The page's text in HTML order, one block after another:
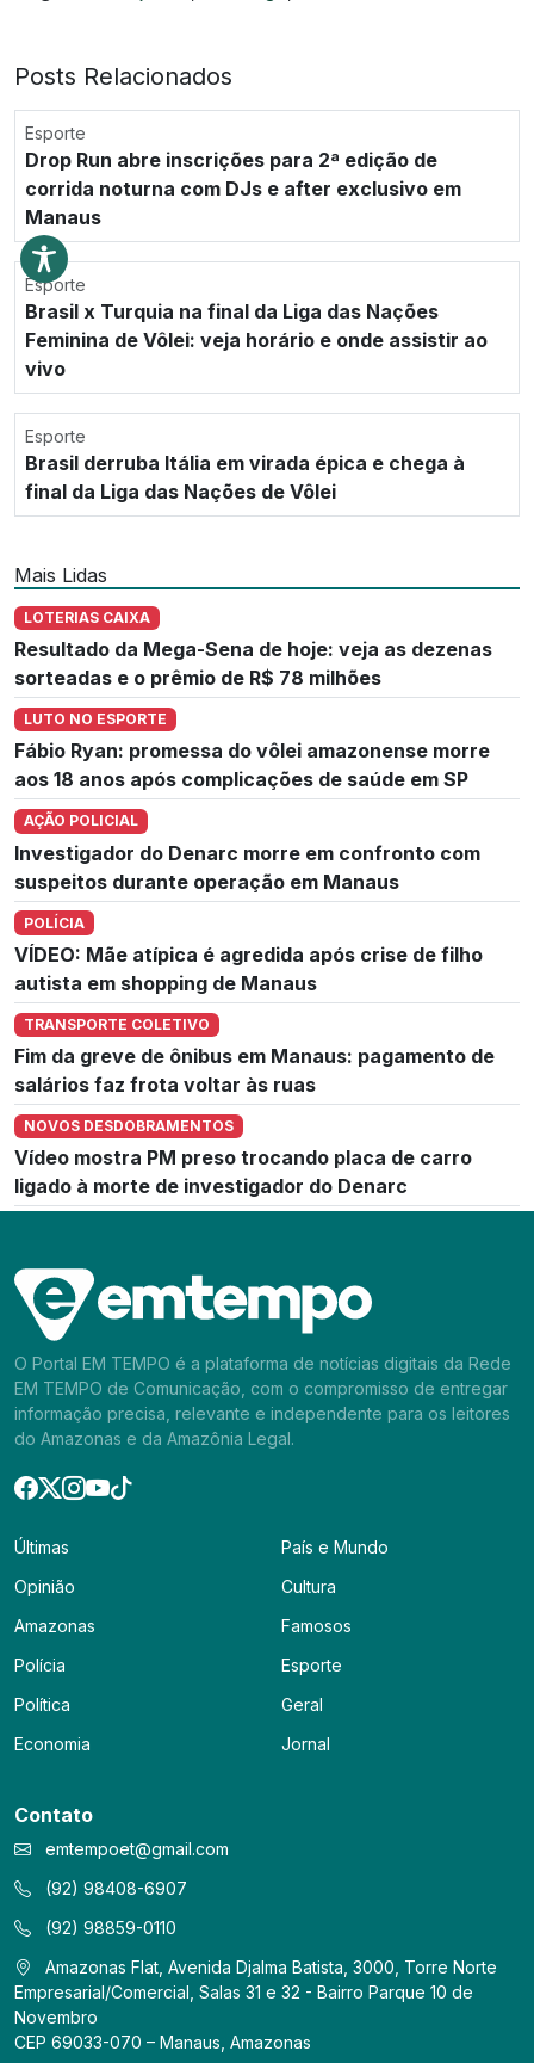
Posts Relacionados
Esporte
Drop Run abre inscrições para 2ª edição de
corrida noturna com DJs e after exclusivo em
Manaus
Esporte
Brasil x Turquia na final da Liga das Nações
Feminina de Vôlei: veja horário e onde assistir ao
vivo
Esporte
Brasil derruba Itália em virada épica e chega à
final da Liga das Nações de Vôlei
Mais Lidas
LOTERIAS CAIXA
Resultado da Mega-Sena de hoje: veja as dezenas
sorteadas e o prêmio de R$ 78 milhões
LUTO NO ESPORTE
Fábio Ryan: promessa do vôlei amazonense morre
aos 18 anos após complicações de saúde em SP
AÇÃO POLICIAL
Investigador do Denarc morre em confronto com
suspeitos durante operação em Manaus
POLÍCIA
VÍDEO: Mãe atípica é agredida após crise de filho
autista em shopping de Manaus
TRANSPORTE COLETIVO
Fim da greve de ônibus em Manaus: pagamento de
salários faz frota voltar às ruas
NOVOS DESDOBRAMENTOS
Vídeo mostra PM preso trocando placa de carro
ligado à morte de investigador do Denarc
O Portal EM TEMPO é a plataforma de notícias digitais da Rede
EM TEMPO de Comunicação, com o compromisso de entregar
informação precisa, relevante e independente para os leitores
do Amazonas e da Amazônia Legal.
Últimas
Opinião
Amazonas
Polícia
Política
Economia
País e Mundo
Cultura
Famosos
Esporte
Geral
Jornal
Contato
emtempoet@gmail.com
(92) 98408-6907
(92) 98859-0110
Amazonas Flat, Avenida Djalma Batista, 3000, Torre Norte
Empresarial/Comercial, Salas 31 e 32 - Bairro Parque 10 de
Novembro
CEP 69033-070 – Manaus, Amazonas